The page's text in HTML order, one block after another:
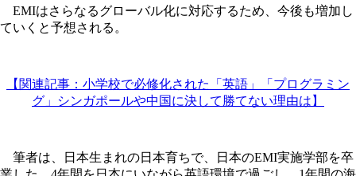
EMIはさらなるグローバル化に対応するため、今後も増加し
ていくと予想される。
【関連記事：小学校で必修化された「英語」「プログラミン
グ」シンガポールや中国に決して勝てない理由は】
筆者は、日本生まれの日本育ちで、日本のEMI実施学部を卒